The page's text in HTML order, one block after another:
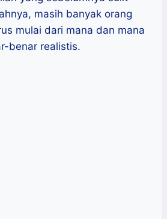
masih banyak orang
mulai dari mana dan mana
benar realistis.